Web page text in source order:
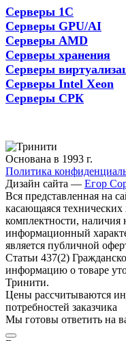
Серверы 1С
Серверы GPU/AI
Серверы AMD
Серверы хранения
Серверы
Серверы Intel Xeon
Серверы СРК
Основана в 1993 г.
Политика
Дизайн сайта — Егор
Вся представленная на
касающаяся
комплектности, наличия
информационный
является публичной
Статьи 437(2)
информацию о товаре
Тринити.
Цены рассчитываются
потребностей заказчика
Мы готовы ответить на